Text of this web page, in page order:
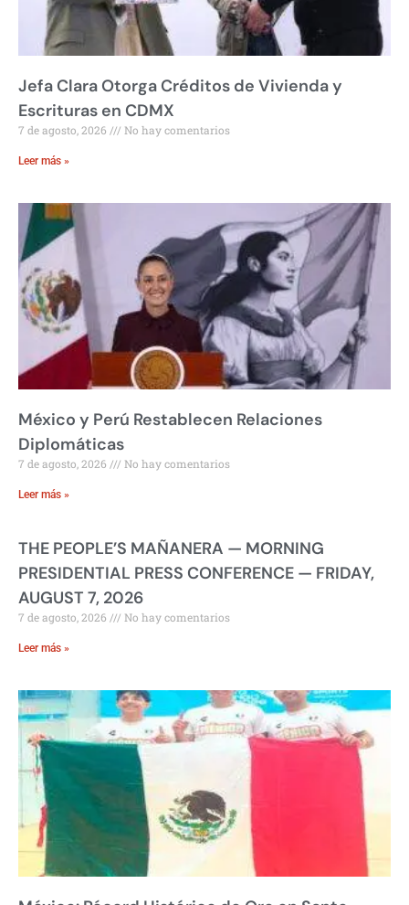
Jefa Clara Otorga Créditos de Vivienda y
Escrituras en CDMX
7 de agosto, 2026 No hay comentarios
Leer más »
México y Perú Restablecen Relaciones
Diplomáticas
7 de agosto, 2026 No hay comentarios
Leer más »
THE PEOPLE’S MAÑANERA — MORNING
PRESIDENTIAL PRESS CONFERENCE — FRIDAY,
AUGUST 7, 2026
7 de agosto, 2026 No hay comentarios
Leer más »